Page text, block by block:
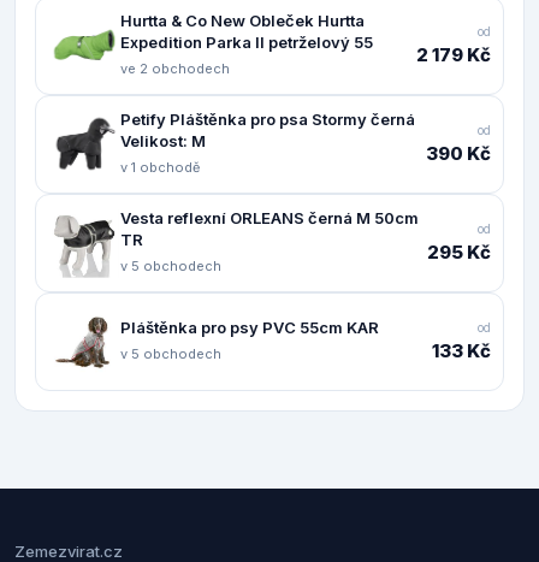
Hurtta & Co New Obleček Hurtta
Expedition Parka II petrželový 55
ve 2 obchodech
od
2 179 Kč
Petify Pláštěnka pro psa Stormy černá
Velikost: M
v 1 obchodě
od
390 Kč
Vesta reflexní ORLEANS černá M 50cm
TR
v 5 obchodech
od
295 Kč
Pláštěnka pro psy PVC 55cm KAR
v 5 obchodech
od
133 Kč
Zemezvirat.cz